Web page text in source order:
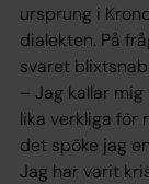
ursprung i
dialekten. På
svaret
– Jag kallar
lika verkliga för
det spöke jag
Jag har varit